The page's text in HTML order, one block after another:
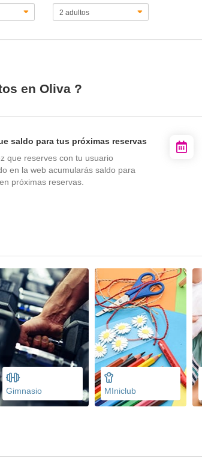
en Oliva ?
saldo para tus próximas reservas
que reserves con tu usuario
en la web acumularás saldo para
próximas reservas.
Gimnasio MIniclub